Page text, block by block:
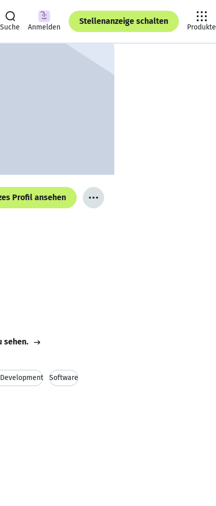
Suche Anmelden
Stellenanzeige schalten
Produkte
Profil ansehen
sehen.
Software